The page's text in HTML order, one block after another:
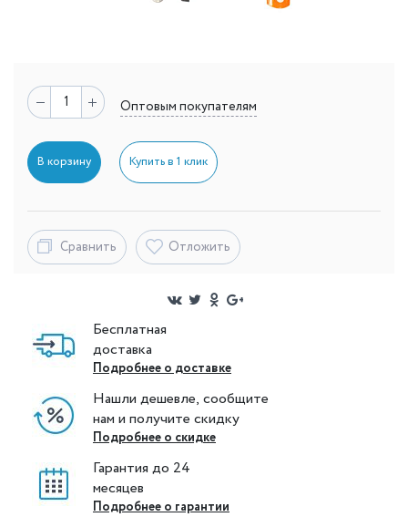
Оптовым покупателям
В корзину Купить в 1 клик
Сравнить Отложить
Бесплатная
доставка
Подробнее о доставке
Нашли дешевле, сообщите
нам и получите скидку
Подробнее о скидке
Гарантия до 24
месяцев
Подробнее о гарантии